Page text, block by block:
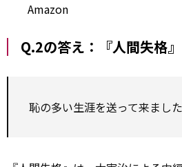
Amazon
Q.2の答え：『人間失格』
恥の多い生涯を送って来ました